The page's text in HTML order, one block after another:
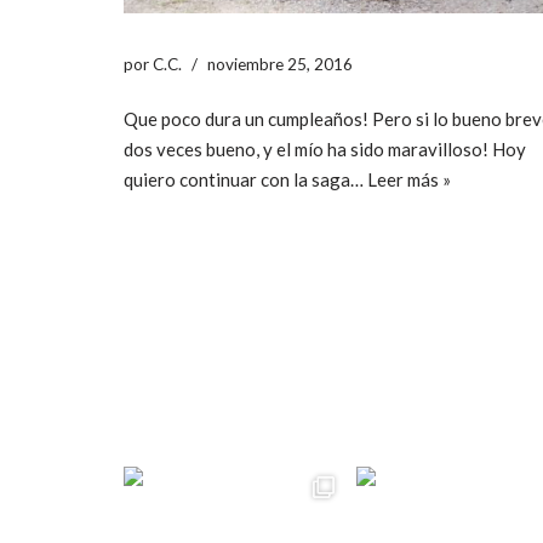
porC.C. noviembre 25, 2016
Que poco dura un cumpleaños! Pero si lo bueno
dos veces bueno, y el mío ha sido maravilloso! Hoy
quiero continuar con la saga… Leer más »